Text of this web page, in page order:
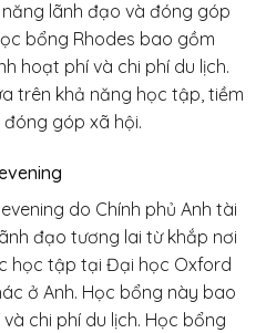
lãnh đạo và đóng góp
bổng Rhodes bao gồm
hoạt phí và chi phí du lịch.
trên khả năng học tập, tiềm
góp xã hội.
do Chính phủ Anh tài
đạo tương lai từ khắp nơi
học tập tại Đại học Oxford
ở Anh. Học bổng này bao
chi phí du lịch. Học bổng